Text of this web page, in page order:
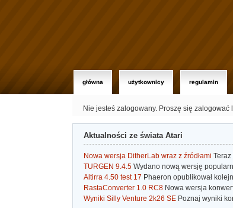
główna użytkownicy regulamin
Nie jesteś zalogowany. Proszę się zalogować
Aktualności ze świata Atari
Nowa wersja DitherLab wraz z źródłami
TURGEN 9.4.5 Wydano nową wersję
Altirra 4.50 test 17 Phaeron opublikował
RastaConverter 1.0 RC8 Nowa wersja
Wyniki Silly Venture 2k26 SE Poznaj wyniki